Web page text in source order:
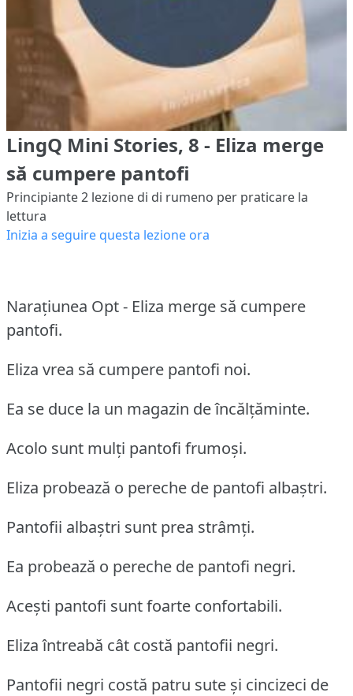
LingQ Mini Stories, 8 - Eliza merge
să cumpere pantofi
Principiante 2 lezione di di rumeno per praticare la
lettura
Inizia a seguire questa lezione ora
Narațiunea Opt - Eliza merge să cumpere
pantofi.
Eliza vrea să cumpere pantofi noi.
Ea se duce la un magazin de încălțăminte.
Acolo sunt mulți pantofi frumoși.
Eliza probează o pereche de pantofi albaștri.
Pantofii albaștri sunt prea strâmți.
Ea probează o pereche de pantofi negri.
Acești pantofi sunt foarte confortabili.
Eliza întreabă cât costă pantofii negri.
Pantofii negri costă patru sute și cincizeci de